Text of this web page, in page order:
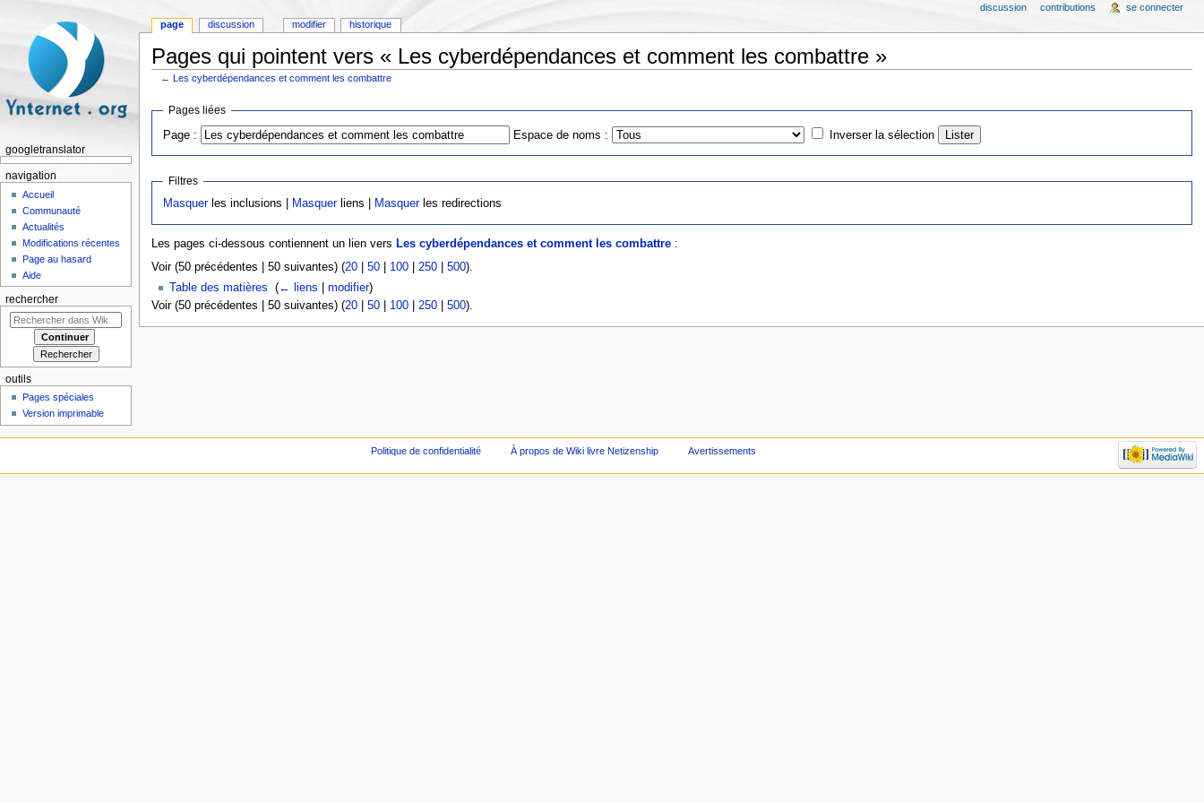
Pages qui pointent vers « Les cyberdépendances et comment les combattre »
←Les cyberdépendances et comment les combattre
Pages liées
Page : Espace de noms : Inverser la sélection
Filtres
Masquerles inclusions | Masquerliens | Masquerles redirections
Les pages ci-dessous contiennent un lien vers Les cyberdépendances et comment les combattre:
Voir (50 précédentes | 50 suivantes) (20| 50| 100| 250| 500).
Table des matières
(← liens modifier)
Voir (50 précédentes | 50 suivantes) (20| 50| 100| 250| 500).
page discussion modifier historique
discussion contributions se connecter
googletranslator
navigation
Accueil
Communauté
Actualités
Modifications récentes
Page au hasard
Aide
rechercher
outils
Pages spéciales
Version imprimable
Politique de confidentialité À propos de Wiki livre Netizenship Avertissements